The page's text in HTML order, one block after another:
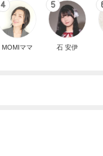
4
MOMIママ
5
石 安伊